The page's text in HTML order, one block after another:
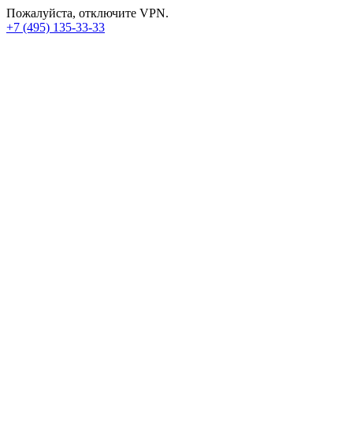
Пожалуйста, отключите VPN.
+7 (495) 135-33-33